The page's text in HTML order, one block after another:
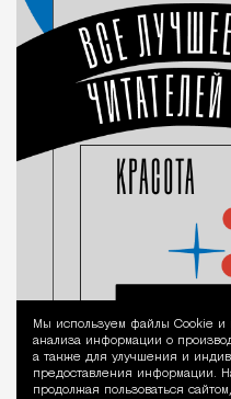
Мы используем файлы Сookie и
анализа информации о
а также для улучшения и
предоставления информации.
продолжая пользоваться